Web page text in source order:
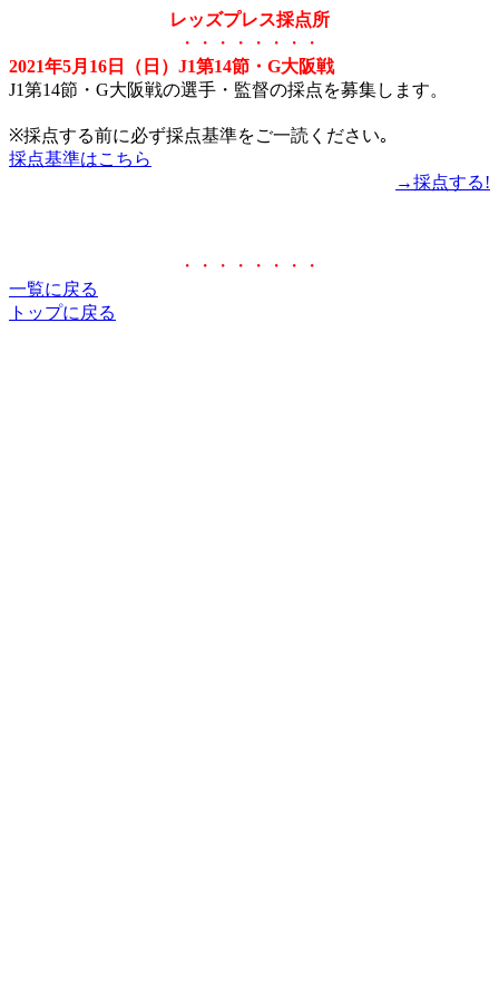
レッズプレス採点所
・・・・・・・・
2021年5月16日（日）J1第14節・G大阪戦
J1第14節・G大阪戦の選手・監督の採点を募集します。
※採点する前に必ず採点基準をご一読ください｡
採点基準はこちら
→採点する!
・・・・・・・・
一覧に戻る
トップに戻る